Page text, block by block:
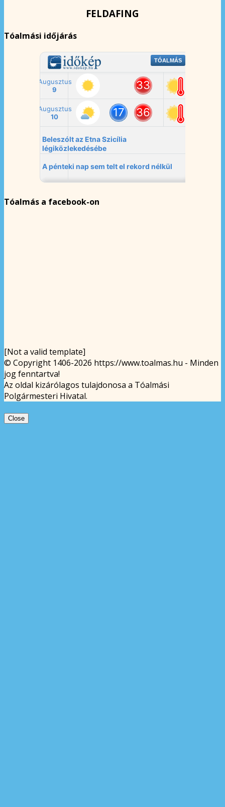
FELDAFING
Tóalmási időjárás
Tóalmás a facebook-on
[Not a valid template]
© Copyright 1406-2026 https://www.toalmas.hu - Minden
jog fenntartva!
Az oldal kizárólagos tulajdonosa a Tóalmási
Polgármesteri Hivatal.
Close